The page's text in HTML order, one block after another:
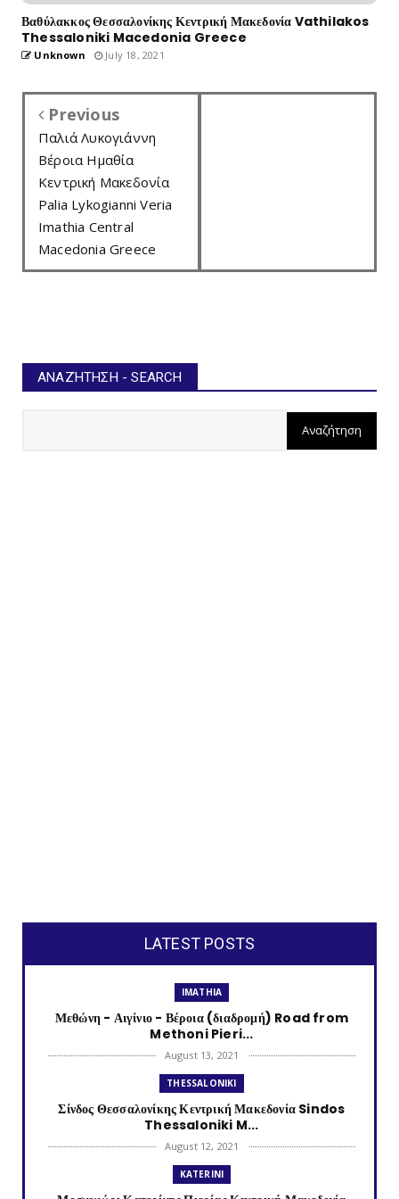
Βαθύλακκος Θεσσαλονίκης Κεντρική Μακεδονία Vathilakos
Thessaloniki Macedonia Greece
Unknown July 18, 2021
Previous
Παλιά Λυκογιάννη
Βέροια Ημαθία
Κεντρική Μακεδονία
Palia Lykogianni Veria
Imathia Central
Macedonia Greece
ΑΝΑΖΉΤΗΣΗ - SEARCH
LATEST POSTS
IMATHIA
Μεθώνη - Αιγίνιο - Βέροια (διαδρομή) Road from
Methoni Pieri...
August 13, 2021
THESSALONIKI
Σίνδος Θεσσαλονίκης Κεντρική Μακεδονία Sindos
Thessaloniki M...
August 12, 2021
KATERINI